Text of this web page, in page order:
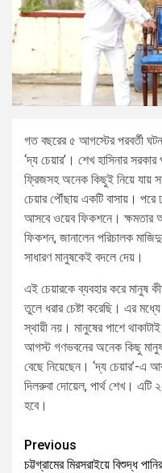
গত বছরের ৫ আগস্টের পরবর্তী
‘দ্য চেয়ার’। শেখ হাসিনার
ফ্রিজসহ অনেক কিছুই নিয়ে যায়
চেয়ার পৌঁছায় একটি বাসায়। পরে
আসবে ওয়েব ফিকশনে। ক্ষমতার
ফিকশন, জানালেন পরিচালক
সাধারণ মানুষকেই বদলে দেয়।
এই চেয়ারকে ব্যবহার করে মানুষ
তুলে ধরার চেষ্টা করেছি। এর
স্থায়ী নয়। মানুষের পাশে
আগস্ট গণভবনের অনেক কিছু মানুষ
বেছে নিয়েছেন। ‘দ্য চেয়ার’-এ
দিলরুবা দোয়েল, পার্থ শেখ। এটি
হবে।
Previous
চট্টগ্রামের মিরসরাইয়ে বিশুদ্ধ পানির